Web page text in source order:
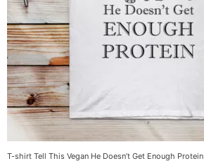
T-shirt Tell This Vegan He Doesn’t Get Enough Protein